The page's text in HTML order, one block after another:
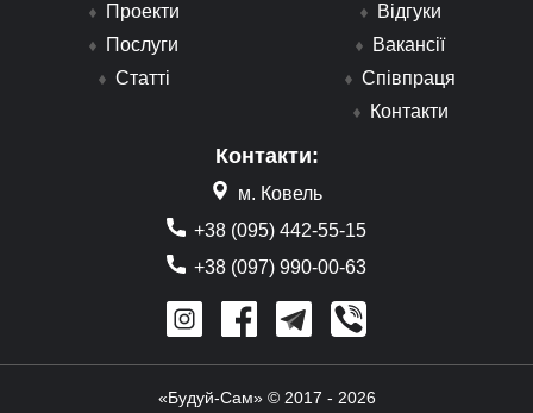
Проекти
Послуги
Статті
Відгуки
Вакансії
Співпраця
Контакти
Контакти:
м. Ковель
+38 (095) 442-55-15
+38 (097) 990-00-63
«Будуй-Сам» © 2017 - 2026